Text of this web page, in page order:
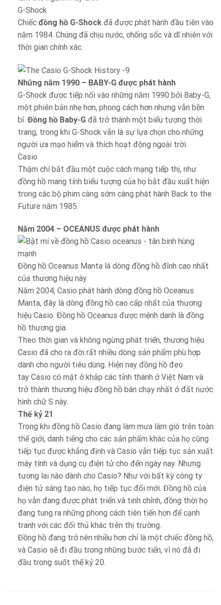
G-Shock
Chiếc đồng hồ G-Shockđã được phát hành đầu tiên vào
năm 1984. Chúng đã chịu nước, chống sốc và dĩ nhiên với
thời gian chính xác.
Những năm 1990 – BABY-G được phát hành
G-Shock được tiếp nối vào những năm 1990 bởi Baby-G,
một phiên bản nhẹ hơn, phong cách hơn nhưng vẫn bền
bỉ. Đồng hồ Baby-Gđã trở thành một biểu tượng thời
trang, trong khi G-Shock vẫn là sự lựa chọn cho những
người ưa mạo hiểm và thích hoạt động ngoài trời.
Casio
Thậm chí bắt đầu một cuộc cách mạng tiếp thị, như
đồng hồ mang tính biểu tượng của họ bắt đầu xuất hiện
trong các bộ phim càng sớm càng phát hành Back to the
Future năm 1985.
Năm 2004 – OCEANUS được phát hành
Đồng hồ Oceanus Manta là dòng đồng hồ đỉnh cao nhất
của thương hiệu này
Năm 2004, Casio phát hành dòng đồng hồ Oceanus
Manta, đây là dòng đồng hồ cao cấp nhất của thương
hiệu Casio. Đồng hồ Oceanus được mệnh danh là đồng
hồ thương gia.
Theo thời gian và không ngừng phát triển, thương hiệu
Casio đã cho ra đời rất nhiều dòng sản phẩm phù hợp
dành cho người tiêu dùng. Hiện nay đồng hồ đeo
tay Casio có mặt ở khắp các tỉnh thành ở Việt Nam và
trở thành thương hiệu đồng hồ bán chạy nhất ở đất nước
hình chữ S này.
Thế kỷ 21
Trong khi đồng hồ Casio đang làm mưa làm gió trên toàn
thế giới, danh tiếng cho các sản phẩm khác của họ cũng
tiếp tục được khẳng định và Casio vẫn tiếp tục sản xuất
máy tính và dụng cụ điện tử cho đến ngày nay. Nhưng
tương lai nào dành cho Casio? Như với bất kỳ công ty
điện tử sáng tạo nào, họ tiếp tục đổi mới. Đồng hồ của
họ vẫn đang được phát triển và tinh chỉnh, đồng thời họ
đang tung ra những phong cách tiên tiến hơn để cạnh
tranh với các đối thủ khác trên thị trường.
Đồng hồ đang trở nên nhiều hơn chỉ là một chiếc đồng hồ,
và Casio sẽ đi đầu trong những bước tiến, vì nó đã đi
đầu trong suốt thế kỷ 20.